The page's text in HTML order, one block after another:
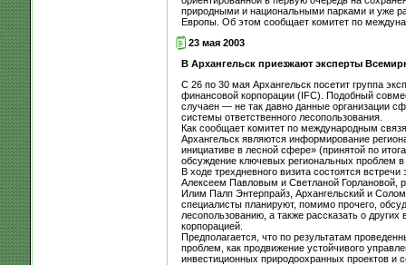
природными и национальными парками и уже
Европы. Об этом сообщает комитет по
23 мая 2003
В Архангельск приезжают эксперты
С 26 по 30 мая Архангельск посетит группа
финансовой корпорации (IFC). Подобный
случаен — не так давно данные организации
системы ответственного лесопользования.
Как сообщает комитет по международным
Архангельск являются информирование
инициативе в лесной сфере» (принятой по
обсуждение ключевых региональных проблем в
В ходе трехдневного визита состоятся
Алексеем Павловым и Светланой Горлановой,
Илим Палп Энтерпрайз, Архангельский и
специалисты планируют, помимо прочего,
лесопользованию, а также рассказать о
корпорацией.
Предполагается, что по результатам
проблем, как продвижение устойчивого
инвестиционных природоохранных проектов и